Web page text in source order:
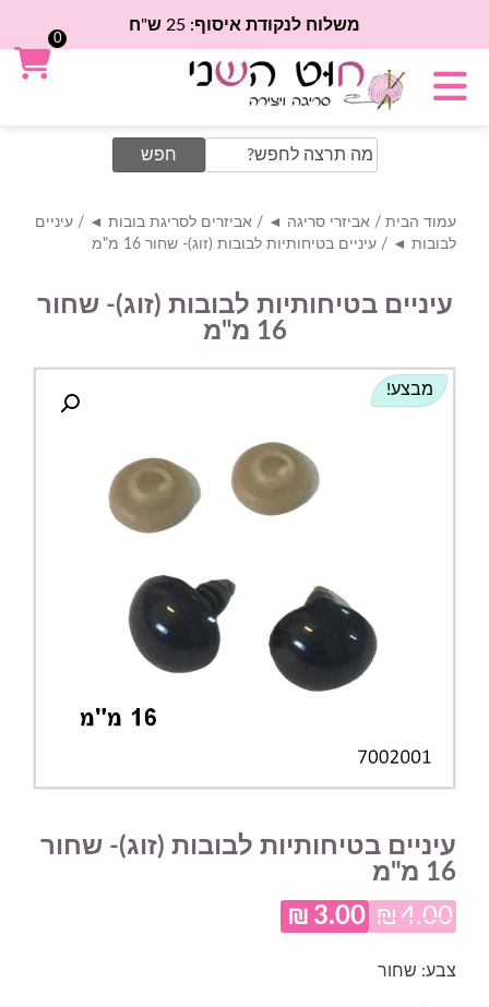
משלוח לנקודת איסוף: 25 ש"ח
Search
for:
עמוד הבית / אביזרי סריגה ◄ / אביזרים לסריגת בובות ◄ / עיניים
לבובות ◄ / עיניים בטיחותיות לבובות (זוג)- שחור 16 מ"מ
עיניים בטיחותיות לבובות (זוג)- שחור
16 מ"מ
מבצע!
עיניים בטיחותיות לבובות (זוג)- שחור
16 מ"מ
₪ 4.00
המחיר
₪ 3.00
צבע: שחור
0